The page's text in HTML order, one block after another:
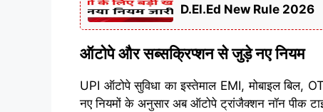
D.El.Ed New Rule 2026
ऑटोपे और सब्सक्रिप्शन से जुड़े नए नियम
UPI ऑटोपे सुविधा का इस्तेमाल EMI, मोबाइल बिल,
नए नियमों के अनुसार अब ऑटोपे ट्रांजैक्शन नॉन पीक